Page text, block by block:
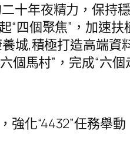
十年夜精力，保持
四個聚焦”，加速
城,積極打造高端
個馬村”，完成“六
強化“4432”任務舉